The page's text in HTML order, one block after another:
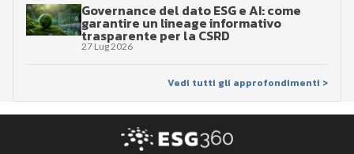
Governance del dato ESG e AI: come
garantire un lineage informativo
trasparente per la CSRD
27 Lug 2026
Vedi tutti gli approfondimenti >